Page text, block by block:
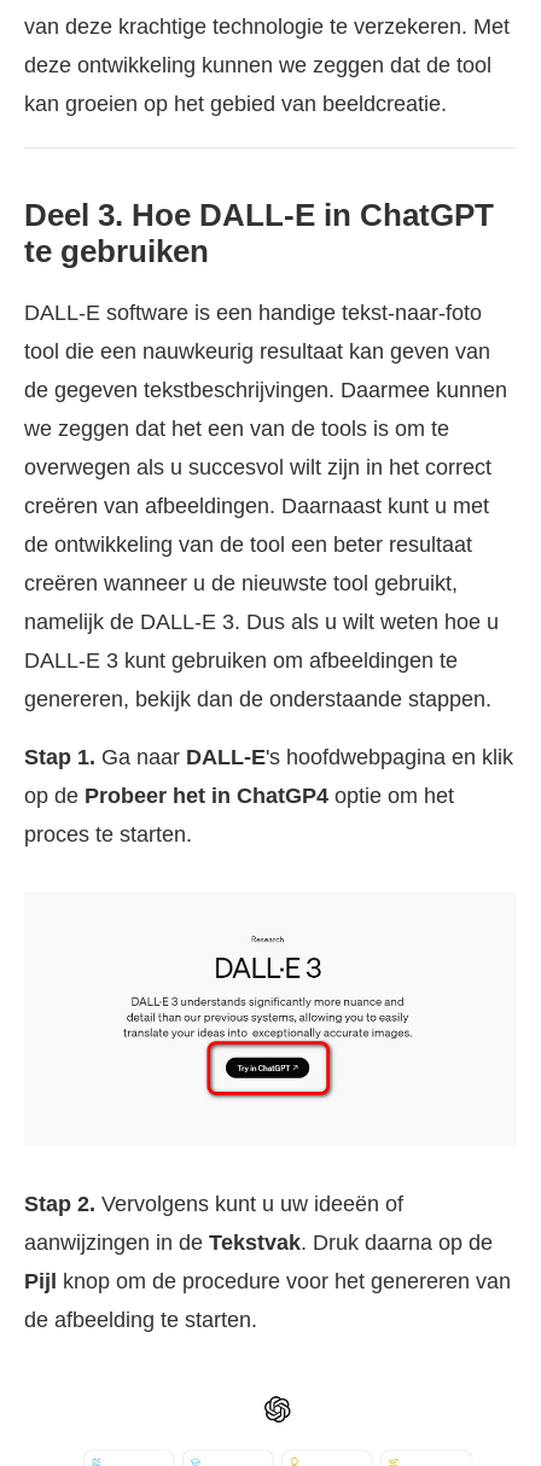
van deze krachtige technologie te verzekeren. Met
deze ontwikkeling kunnen we zeggen dat de tool
kan groeien op het gebied van beeldcreatie.
Deel 3. Hoe DALL-E in ChatGPT
te gebruiken
DALL-E software is een handige tekst-naar-foto
tool die een nauwkeurig resultaat kan geven van
de gegeven tekstbeschrijvingen. Daarmee kunnen
we zeggen dat het een van de tools is om te
overwegen als u succesvol wilt zijn in het correct
creëren van afbeeldingen. Daarnaast kunt u met
de ontwikkeling van de tool een beter resultaat
creëren wanneer u de nieuwste tool gebruikt,
namelijk de DALL-E 3. Dus als u wilt weten hoe u
DALL-E 3 kunt gebruiken om afbeeldingen te
genereren, bekijk dan de onderstaande stappen.
Stap 1. Ga naar DALL-E's hoofdwebpagina en klik
op de Probeer het in ChatGP4 optie om het
proces te starten.
Stap 2. Vervolgens kunt u uw ideeën of
aanwijzingen in de Tekstvak. Druk daarna op de
Pijl
knop om de procedure voor het genereren van
de afbeelding te starten.